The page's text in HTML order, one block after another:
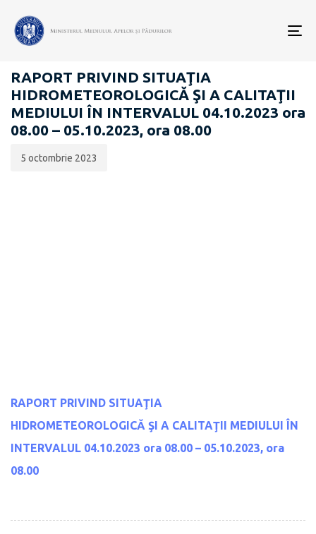
RAPOARTE ZILNICE STAREA MEDIULUI
RAPORT PRIVIND SITUAŢIA
HIDROMETEOROLOGICĂ ŞI A CALITAŢII
MEDIULUI ÎN INTERVALUL 04.10.2023 ora
08.00 – 05.10.2023, ora 08.00
publicării:
5 octombrie 2023
RAPORT PRIVIND SITUAŢIA
HIDROMETEOROLOGICĂ ŞI A CALITAŢII MEDIULUI ÎN
INTERVALUL 04.10.2023 ora 08.00 – 05.10.2023, ora
08.00